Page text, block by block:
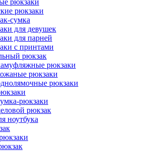
рюкзаки
рюкзаки
сумка
для девушек
для парней
с принтами
рюкзак
рюкзаки
рюкзаки
рюкзаки
рюкзаки
рюкзак
ноутбука